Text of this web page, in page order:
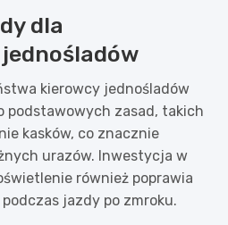
dla
kierowcy jednośladów
podstawowych zasad, takich
kasków, co znacznie
urazów. Inwestycja w
również poprawia
jazdy po zmroku.